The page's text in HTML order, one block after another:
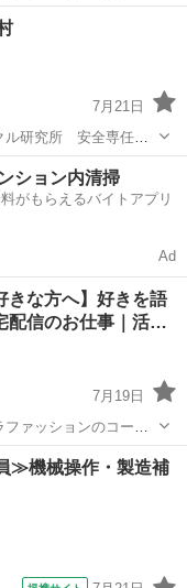
子力発電所、プラント
務内容:安全管理業務
7月21日
研究所 安全専任者
する業務となりま
ション内清掃
がもらえるバイトアプリ
Ad
きな方へ】好きを語
配信のお仕事｜活…
7月19日
ァッションのコーデ
やファッションへの
す。「おしゃれ配信」
≫機械操作・製造補